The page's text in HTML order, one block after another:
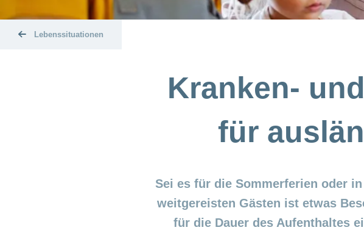
Lebenssituationen
Kranken-
für
Sei es für die Sommerferien oder
weitgereisten Gästen ist etwas
für die Dauer des Aufenthaltes